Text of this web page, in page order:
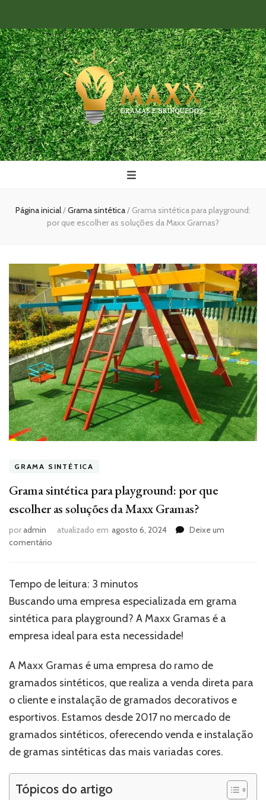
Maxx Gramas
Blog
Página inicial/Grama sintética/ Grama sintética para playground:
por que escolher as soluções da Maxx Gramas?
GRAMA SINTÉTICA
Grama sintética para playground: por que
escolher as soluções da Maxx Gramas?
poradmin atualizado em agosto 6, 2024
Deixe um
comentário
para
por
que
escolher
as
da
Maxx
Tempo de leitura: 3 minutos
Buscando uma empresa especializada em grama
sintética para playground? A Maxx Gramas é a
empresa ideal para esta necessidade!
A Maxx Gramas é uma empresa do ramo de
gramados sintéticos, que realiza a venda direta para
o cliente e instalação de gramados decorativos e
esportivos. Estamos desde 2017 no mercado de
gramados sintéticos, oferecendo venda e instalação
de gramas sintéticas das mais variadas cores.
Tópicos do artigo